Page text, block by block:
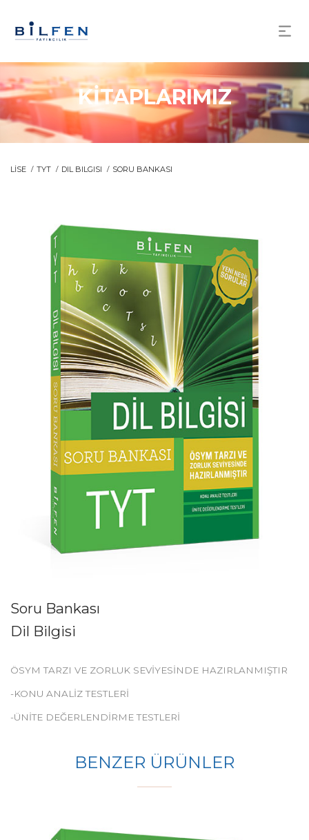
KİTAPLARIMIZ
LİSE TYT DIL BILGISI SORU BANKASI
Soru Bankası
Dil Bilgisi
ÖSYM TARZI VE ZORLUK SEVİYESİNDE HAZIRLANMIŞTIR
-KONU ANALİZ TESTLERİ
-ÜNİTE DEĞERLENDİRME TESTLERİ
BENZER ÜRÜNLER